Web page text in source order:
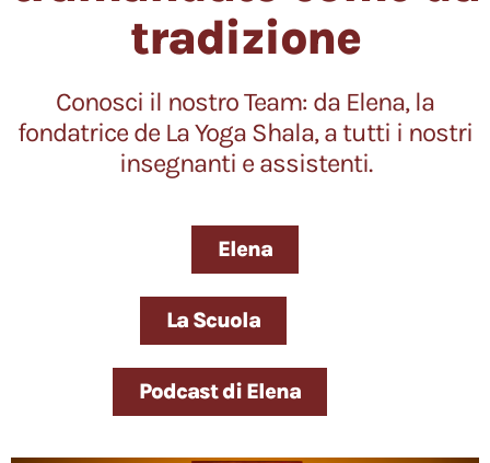
tradizione
Conosci il nostro Team: da Elena, la
fondatrice de La Yoga Shala, a tutti i nostri
insegnanti e assistenti.
Elena
La Scuola
Podcast di Elena